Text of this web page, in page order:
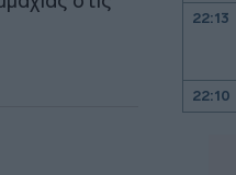
22:13
22:10